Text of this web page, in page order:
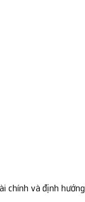
chính và định